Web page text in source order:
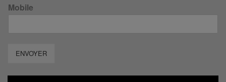
Mobile
ENVOYER